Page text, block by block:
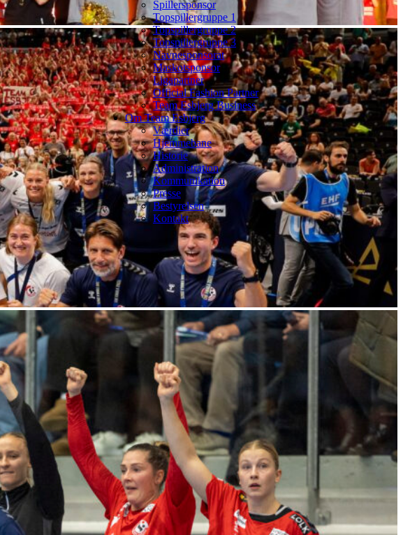
Spillersponsor
Topspillergruppe 1
Topspillergruppe 2
Topspillergruppe 3
Navnesponsorat
Maskotsponsor
Ligapartner
Official Fashion Partner
Team Esbjerg Business
Om Team Esbjerg
Værdier
Hjemmebane
Historie
Administration
Kommunikation
Presse
Bestyrelsen
Kontakt